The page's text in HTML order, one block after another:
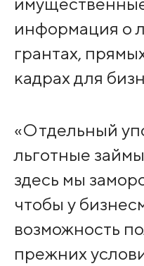
информация о
грантах,
кадрах для
«Отдельный
льготные
здесь мы
чтобы у
возможность
прежних